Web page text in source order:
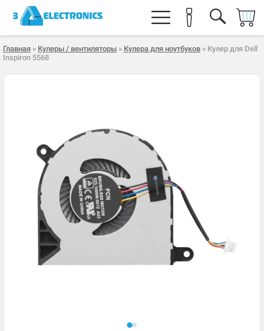
Главная » Кулеры / вентиляторы » Кулера для ноутбуков » Кулер для Dell
Inspiron 5568